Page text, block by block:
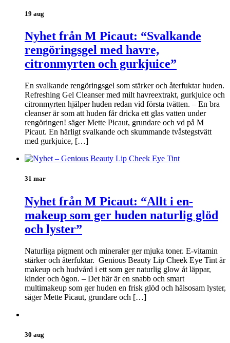
19 aug
Nyhet från M Picaut: “Svalkande
rengöringsgel med havre,
citronmyrten och gurkjuice”
En svalkande rengöringsgel som stärker och återfuktar huden.
Refreshing Gel Cleanser med milt havreextrakt, gurkjuice och
citronmyrten hjälper huden redan vid första tvätten. – En bra
cleanser är som att huden får dricka ett glas vatten under
rengöringen! säger Mette Picaut, grundare och vd på M
Picaut. En härligt svalkande och skummande tvåstegstvätt
med gurkjuice, […]
31 mar
Nyhet från M Picaut: “Allt i en-
makeup som ger huden naturlig glöd
och lyster”
Naturliga pigment och mineraler ger mjuka toner. E-vitamin
stärker och återfuktar. Genious Beauty Lip Cheek Eye Tint är
makeup och hudvård i ett som ger naturlig glow åt läppar,
kinder och ögon. – Det här är en snabb och smart
multimakeup som ger huden en frisk glöd och hälsosam lyster,
säger Mette Picaut, grundare och […]
30 aug